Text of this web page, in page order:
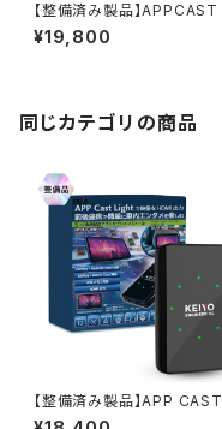
【整備済み製品】APPCAST
-S109 ※返品不可
¥19,800
同じカテゴリの商品
【整備済み製品】APP
ght AN-S149 ※返品不可